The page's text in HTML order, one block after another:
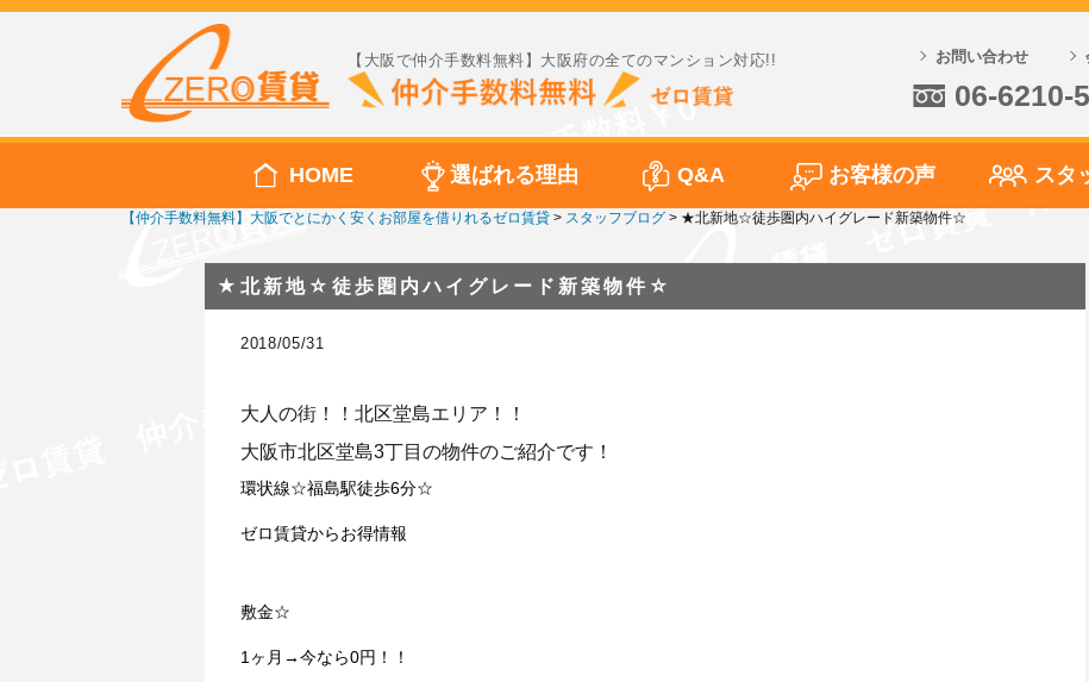
【大阪で仲介手数料無料】大阪府の全てのマンション対応!! お問い合わせ
06-6210-
HOME 選ばれる理由 Q&A お客様の声 スタ
【仲介手数料無料】大阪でとにかく安くお部屋を借りれるゼロ賃貸 > スタッフブログ > ★北新地☆徒歩圏内ハイグレード新築物件☆
★北新地☆徒歩圏内ハイグレード新築物件☆
2018/05/31
大人の街！！北区堂島エリア！！
大阪市北区堂島3丁目の物件のご紹介です！
環状線☆福島駅徒歩6分☆
ゼロ賃貸からお得情報
敷金☆
1ヶ月→今なら0円！！